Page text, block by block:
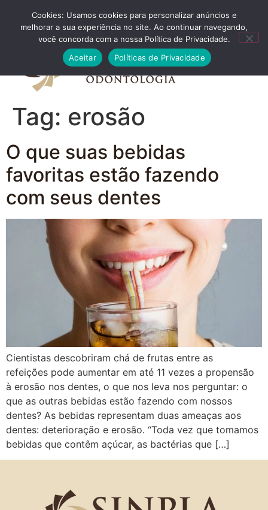
FALE CONOSCO
Tag: erosão
O que suas bebidas
favoritas estão fazendo
com seus dentes
Cientistas descobriram chá de frutas entre as
refeições pode aumentar em até 11 vezes a propensão
à erosão nos dentes, o que nos leva nos perguntar: o
que as outras bebidas estão fazendo com nossos
dentes? As bebidas representam duas ameaças aos
dentes: deterioração e erosão. “Toda vez que tomamos
bebidas que contêm açúcar, as bactérias que […]
Cookies: Usamos cookies para personalizar anúncios e
melhorar a sua experiência no site. Ao continuar navegando,
você concorda com a nossa Política de Privacidade.
Aceitar
Políticas de Privacidade